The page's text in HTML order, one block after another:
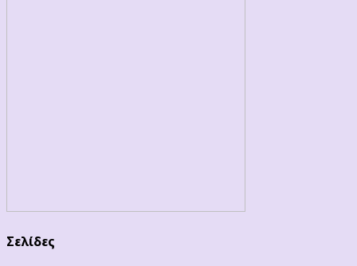
Σελίδες